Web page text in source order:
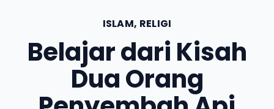
ISLAM, RELIGI
Belajar dari Kisah
Dua Orang